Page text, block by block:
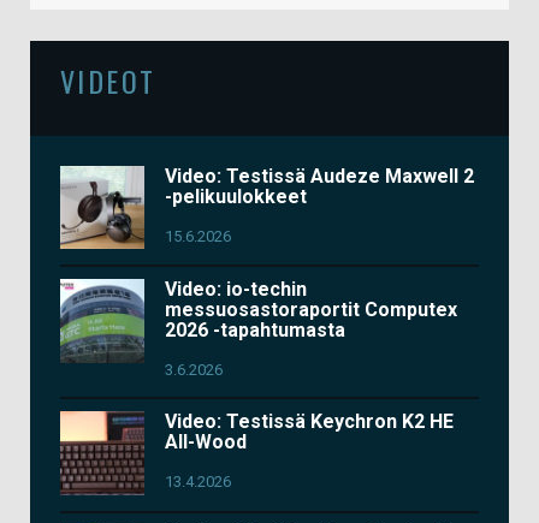
VIDEOT
Video: Testissä Audeze Maxwell 2
-pelikuulokkeet
15.6.2026
Video: io-techin
messuosastoraportit Computex
2026 -tapahtumasta
3.6.2026
Video: Testissä Keychron K2 HE
All-Wood
13.4.2026